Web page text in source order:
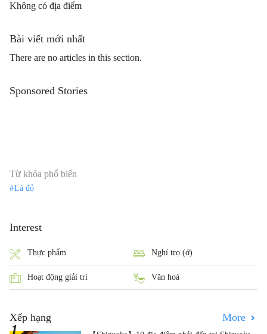
Không có địa điểm
Bài viết mới nhất
There are no articles in this section.
Sponsored Stories
Từ khóa phổ biến
Lá đỏ
Interest
Thực phẩm Nghỉ trọ (ở)
Hoạt động giải trí Văn hoá
Xếp hạng More